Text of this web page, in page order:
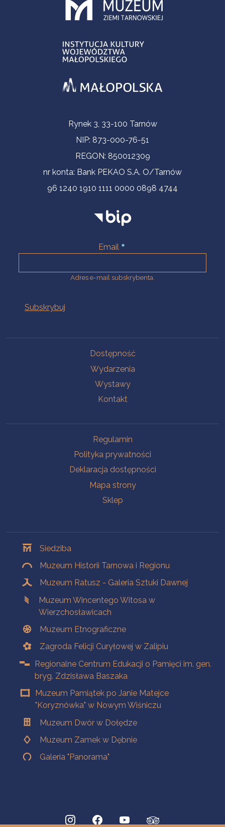
Informacje kontaktoweRynek 3, 33-100 Tarnów
NIP: 873-000-76-51
REGON: 850012309
nr konta: Bank PEKAO S.A. O/Tarnów
96 1240 1910 1111 0000 0898 4744
Email
Adres e-mail subskrybenta.
Dostępność
Wydarzenia
Wystawy
Kontakt
Regulamin
Polityka prywatności
Deklaracja dostępności
Mapa strony
Sklep
Siedziba
Muzeum Historii Tarnowa i Regionu
Muzeum Ratusz - Galeria Sztuki Dawnej
Muzeum Wincentego Witosa w
Wierzchosławicach
Muzeum Etnograficzne
Zagroda Felicji Curyłowej w Zalipiu
Regionalne Centrum Edukacji o Pamięci im. gen.
bryg. Zdzisława Baszaka
Muzeum Pamiątek po Janie Matejce
"Koryznówka" w Nowym Wiśniczu
Muzeum Dwór w Dołędze
Muzeum Zamek w Dębnie
Galeria "Panorama"